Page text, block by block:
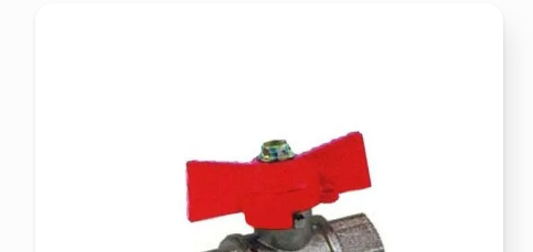
lucidatrice pavimenti
pattumiera raccolta differenziata
elenco telefonico